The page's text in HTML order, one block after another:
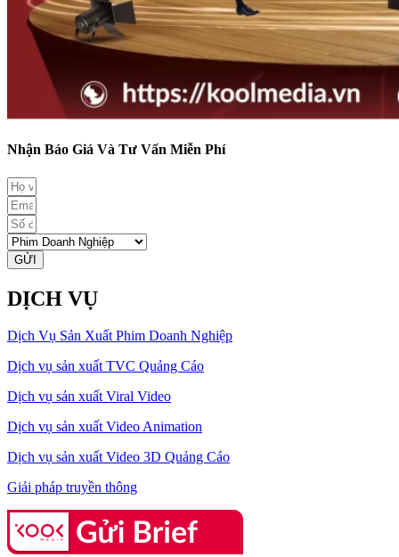
Nhận Báo Giá Và Tư Vấn Miễn Phí
GỬI
DỊCH VỤ
Dịch Vụ Sản Xuất Phim Doanh Nghiệp
Dịch vụ sản xuất TVC Quảng Cáo
Dịch vụ sản xuất Viral Video
Dịch vụ sản xuất Video Animation
Dịch vụ sản xuất Video 3D Quảng Cáo
Giải pháp truyền thông